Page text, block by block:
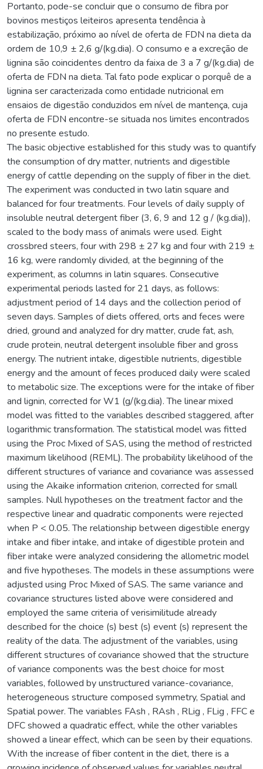
Portanto, pode-se concluir que o consumo de fibra por
bovinos mestiços leiteiros apresenta tendência à
estabilização, próximo ao nível de oferta de FDN na dieta da
ordem de 10,9 ± 2,6 g/(kg.dia). O consumo e a excreção de
lignina são coincidentes dentro da faixa de 3 a 7 g/(kg.dia) de
oferta de FDN na dieta. Tal fato pode explicar o porquê de a
lignina ser caracterizada como entidade nutricional em
ensaios de digestão conduzidos em nível de mantença, cuja
oferta de FDN encontre-se situada nos limites encontrados
no presente estudo.
The basic objective established for this study was to quantify
the consumption of dry matter, nutrients and digestible
energy of cattle depending on the supply of fiber in the diet.
The experiment was conducted in two latin square and
balanced for four treatments. Four levels of daily supply of
insoluble neutral detergent fiber (3, 6, 9 and 12 g / (kg.dia)),
scaled to the body mass of animals were used. Eight
crossbred steers, four with 298 ± 27 kg and four with 219 ±
16 kg, were randomly divided, at the beginning of the
experiment, as columns in latin squares. Consecutive
experimental periods lasted for 21 days, as follows:
adjustment period of 14 days and the collection period of
seven days. Samples of diets offered, orts and feces were
dried, ground and analyzed for dry matter, crude fat, ash,
crude protein, neutral detergent insoluble fiber and gross
energy. The nutrient intake, digestible nutrients, digestible
energy and the amount of feces produced daily were scaled
to metabolic size. The exceptions were for the intake of fiber
and lignin, corrected for W1 (g/(kg.dia). The linear mixed
model was fitted to the variables described staggered, after
logarithmic transformation. The statistical model was fitted
using the Proc Mixed of SAS, using the method of restricted
maximum likelihood (REML). The probability likelihood of the
different structures of variance and covariance was assessed
using the Akaike information criterion, corrected for small
samples. Null hypotheses on the treatment factor and the
respective linear and quadratic components were rejected
when P < 0.05. The relationship between digestible energy
intake and fiber intake, and intake of digestible protein and
fiber intake were analyzed considering the allometric model
and five hypotheses. The models in these assumptions were
adjusted using Proc Mixed of SAS. The same variance and
covariance structures listed above were considered and
employed the same criteria of verisimilitude already
described for the choice (s) best (s) event (s) represent the
reality of the data. The adjustment of the variables, using
different structures of covariance showed that the structure
of variance components was the best choice for most
variables, followed by unstructured variance-covariance,
heterogeneous structure composed symmetry, Spatial and
Spatial power. The variables FAsh , RAsh , RLig , FLig , FFC e
DFC showed a quadratic effect, while the other variables
showed a linear effect, which can be seen by their equations.
With the increase of fiber content in the diet, there is a